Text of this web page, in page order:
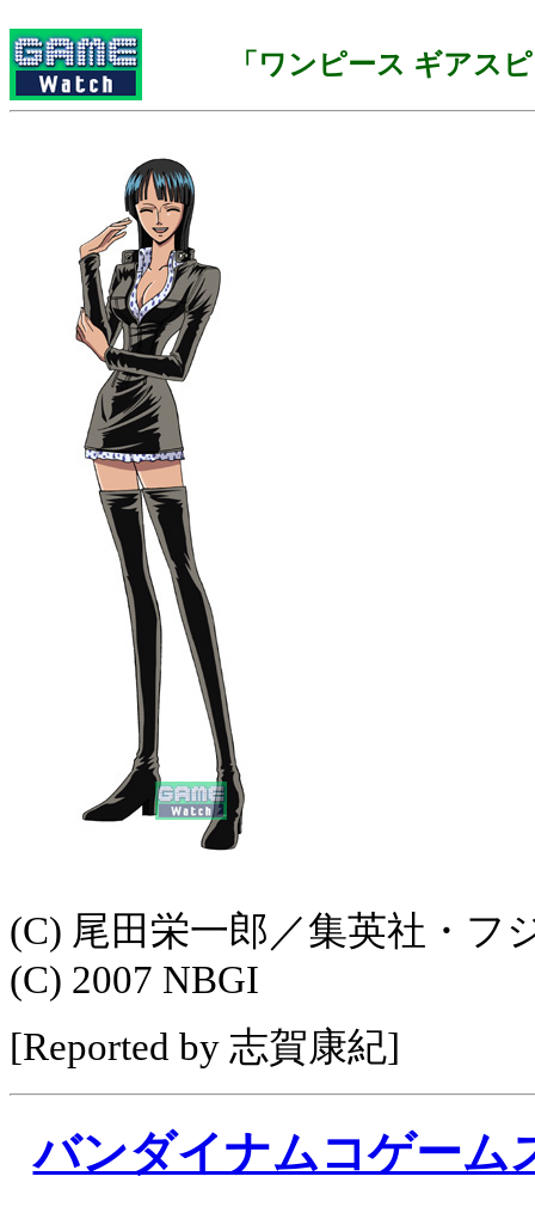
「ワンピース ギアス
(C) 尾田栄一郎／集英社・フ
(C) 2007 NBGI
[Reported by 志賀康紀]
バンダイナムコゲーム